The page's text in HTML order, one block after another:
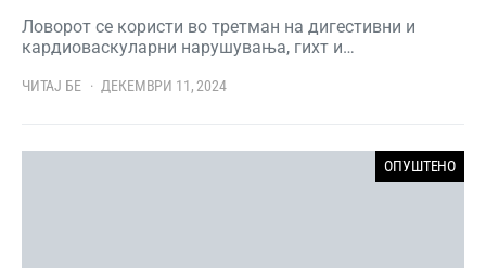
Ловорот се користи во третман на дигестивни и
кардиоваскуларни нарушувања, гихт и…
ЧИТАЈ БЕ ДЕКЕМВРИ 11, 2024
ОПУШТЕНО